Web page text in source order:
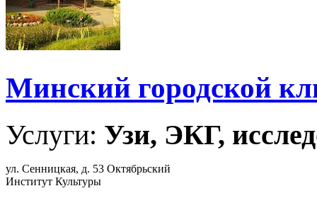
Минский городской
Услуги: Узи, ЭКГ,
ул. Сенницкая, д. 53 Октябрьский
Институт Культуры